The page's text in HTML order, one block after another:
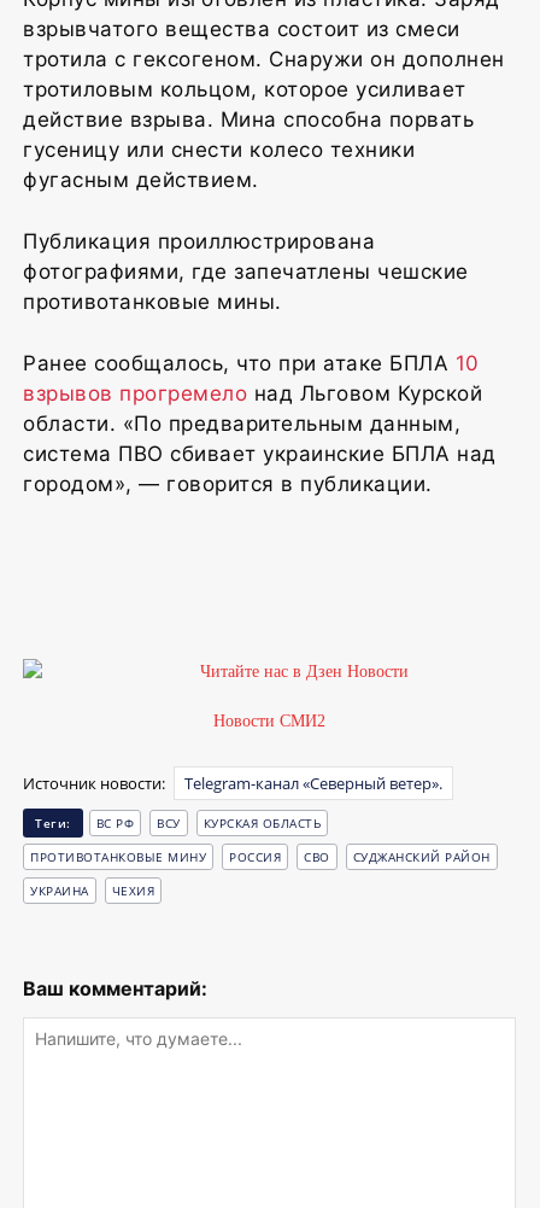
взрывчатого вещества состоит из смеси
тротила с гексогеном. Снаружи он дополнен
тротиловым кольцом, которое усиливает
действие взрыва. Мина способна порвать
гусеницу или снести колесо техники
фугасным действием.
Публикация проиллюстрирована
фотографиями, где запечатлены чешские
противотанковые мины.
Ранее сообщалось, что при атаке БПЛА 10
взрывов прогремело над Льговом Курской
области. «По предварительным данным,
система ПВО сбивает украинские БПЛА над
городом», — говорится в публикации.
Новости СМИ2
Источник новости: Telegram-канал «Северный ветер».
Теги: ВС РФ ВСУ
КУРСКАЯ ОБЛАСТЬ
ПРОТИВОТАНКОВЫЕ МИНУ
РОССИЯ СВО
СУДЖАНСКИЙ РАЙОН
УКРАИНА
ЧЕХИЯ
Ваш комментарий: